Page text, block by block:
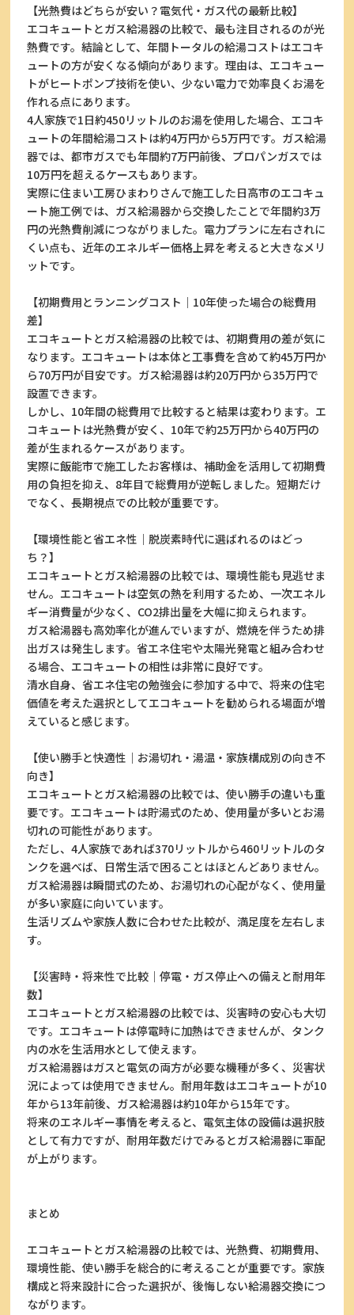
【光熱費はどちらが安い？電気代・ガス代の最新比較】
エコキュートとガス給湯器の比較で、最も注目されるのが光
熱費です。結論として、年間トータルの給湯コストはエコキ
ュートの方が安くなる傾向があります。理由は、エコキュー
トがヒートポンプ技術を使い、少ない電力で効率良くお湯を
作れる点にあります。
4人家族で1日約450リットルのお湯を使用した場合、エコキ
ュートの年間給湯コストは約4万円から5万円です。ガス給湯
器では、都市ガスでも年間約7万円前後、プロパンガスでは
10万円を超えるケースもあります。
実際に住まい工房ひまわりさんで施工した日高市のエコキュ
ート施工例では、ガス給湯器から交換したことで年間約3万
円の光熱費削減につながりました。電力プランに左右されに
くい点も、近年のエネルギー価格上昇を考えると大きなメリ
ットです。
【初期費用とランニングコスト｜10年使った場合の総費用
差】
エコキュートとガス給湯器の比較では、初期費用の差が気に
なります。エコキュートは本体と工事費を含めて約45万円か
ら70万円が目安です。ガス給湯器は約20万円から35万円で
設置できます。
しかし、10年間の総費用で比較すると結果は変わります。エ
コキュートは光熱費が安く、10年で約25万円から40万円の
差が生まれるケースがあります。
実際に飯能市で施工したお客様は、補助金を活用して初期費
用の負担を抑え、8年目で総費用が逆転しました。短期だけ
でなく、長期視点での比較が重要です。
【環境性能と省エネ性｜脱炭素時代に選ばれるのはどっ
ち？】
エコキュートとガス給湯器の比較では、環境性能も見逃せま
せん。エコキュートは空気の熱を利用するため、一次エネル
ギー消費量が少なく、CO2排出量を大幅に抑えられます。
ガス給湯器も高効率化が進んでいますが、燃焼を伴うため排
出ガスは発生します。省エネ住宅や太陽光発電と組み合わせ
る場合、エコキュートの相性は非常に良好です。
清水自身、省エネ住宅の勉強会に参加する中で、将来の住宅
価値を考えた選択としてエコキュートを勧められる場面が増
えていると感じます。
【使い勝手と快適性｜お湯切れ・湯温・家族構成別の向き不
向き】
エコキュートとガス給湯器の比較では、使い勝手の違いも重
要です。エコキュートは貯湯式のため、使用量が多いとお湯
切れの可能性があります。
ただし、4人家族であれば370リットルから460リットルのタ
ンクを選べば、日常生活で困ることはほとんどありません。
ガス給湯器は瞬間式のため、お湯切れの心配がなく、使用量
が多い家庭に向いています。
生活リズムや家族人数に合わせた比較が、満足度を左右しま
す。
【災害時・将来性で比較｜停電・ガス停止への備えと耐用年
数】
エコキュートとガス給湯器の比較では、災害時の安心も大切
です。エコキュートは停電時に加熱はできませんが、タンク
内の水を生活用水として使えます。
ガス給湯器はガスと電気の両方が必要な機種が多く、災害状
況によっては使用できません。耐用年数はエコキュートが10
年から13年前後、ガス給湯器は約10年から15年です。
将来のエネルギー事情を考えると、電気主体の設備は選択肢
として有力ですが、耐用年数だけでみるとガス給湯器に軍配
が上がります。
まとめ
エコキュートとガス給湯器の比較では、光熱費、初期費用、
環境性能、使い勝手を総合的に考えることが重要です。家族
構成と将来設計に合った選択が、後悔しない給湯器交換につ
ながります。